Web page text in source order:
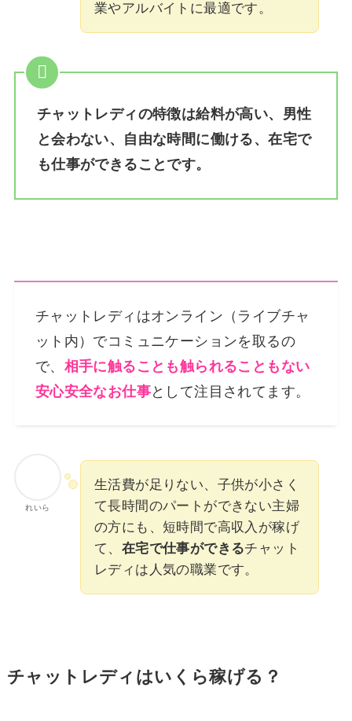
業やアルバイトに最適です。
チャットレディの特徴は給料が高い、男性
と会わない、自由な時間に働ける、在宅で
も仕事ができることです。
チャットレディはオンライン（ライブチャ
ット内）でコミュニケーションを取るの
で、 相手に触ることも触られることもない
安心安全なお仕事として注目されてます。
れいら
生活費が足りない、子供が小さく
て長時間のパートができない主婦
の方にも、短時間で高収入が稼げ
て、 在宅で仕事ができるチャット
レディは人気の職業です。
チャットレディはいくら稼げる？